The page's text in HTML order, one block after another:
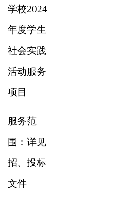
学校2024
年度学生
社会实践
活动服务
项目
服务范
围：详见
招、投标
文件